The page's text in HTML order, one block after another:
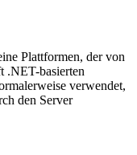
Plattformen, der von
.NET-basierten
verwendet,
den Server